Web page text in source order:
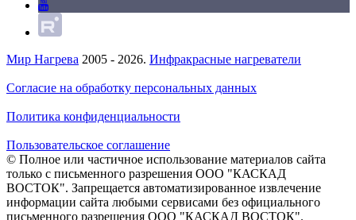
Мир Нагрева 2005 - 2026. Инфракрасные нагреватели
Согласие на обработку персональных данных
Политика конфиденциальности
Пользовательское соглашение
© Полное или частичное использование материалов сайта
только с письменного разрешения ООО "КАСКАД
ВОСТОК". Запрещается автоматизированное извлечение
информации сайта любыми сервисами без официального
письменного разрешения ООО "КАСКАД ВОСТОК".